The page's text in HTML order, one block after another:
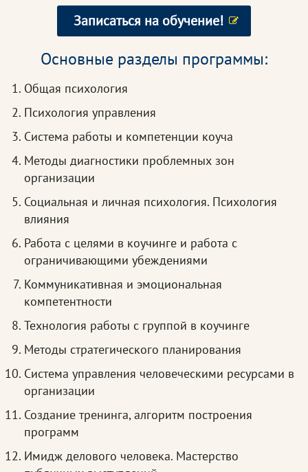
Записаться на обучение!
Основные разделы программы:
Общая психология
Психология управления
Система работы и компетенции коуча
Методы диагностики проблемных зон
организации
Социальная и личная психология. Психология
влияния
Работа с целями в коучинге и работа с
ограничивающими убеждениями
Коммуникативная и эмоциональная
компетентности
Технология работы с группой в коучинге
Методы стратегического планирования
Система управления человеческими ресурсами в
организации
Создание тренинга, алгоритм построения
программ
Имидж делового человека. Мастерство